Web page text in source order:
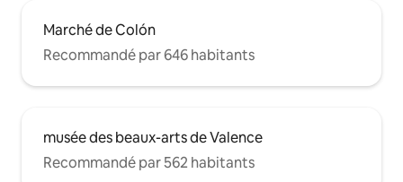
Marché de Colón
Recommandé par 646 habitants
musée des beaux-arts de Valence
Recommandé par 562 habitants